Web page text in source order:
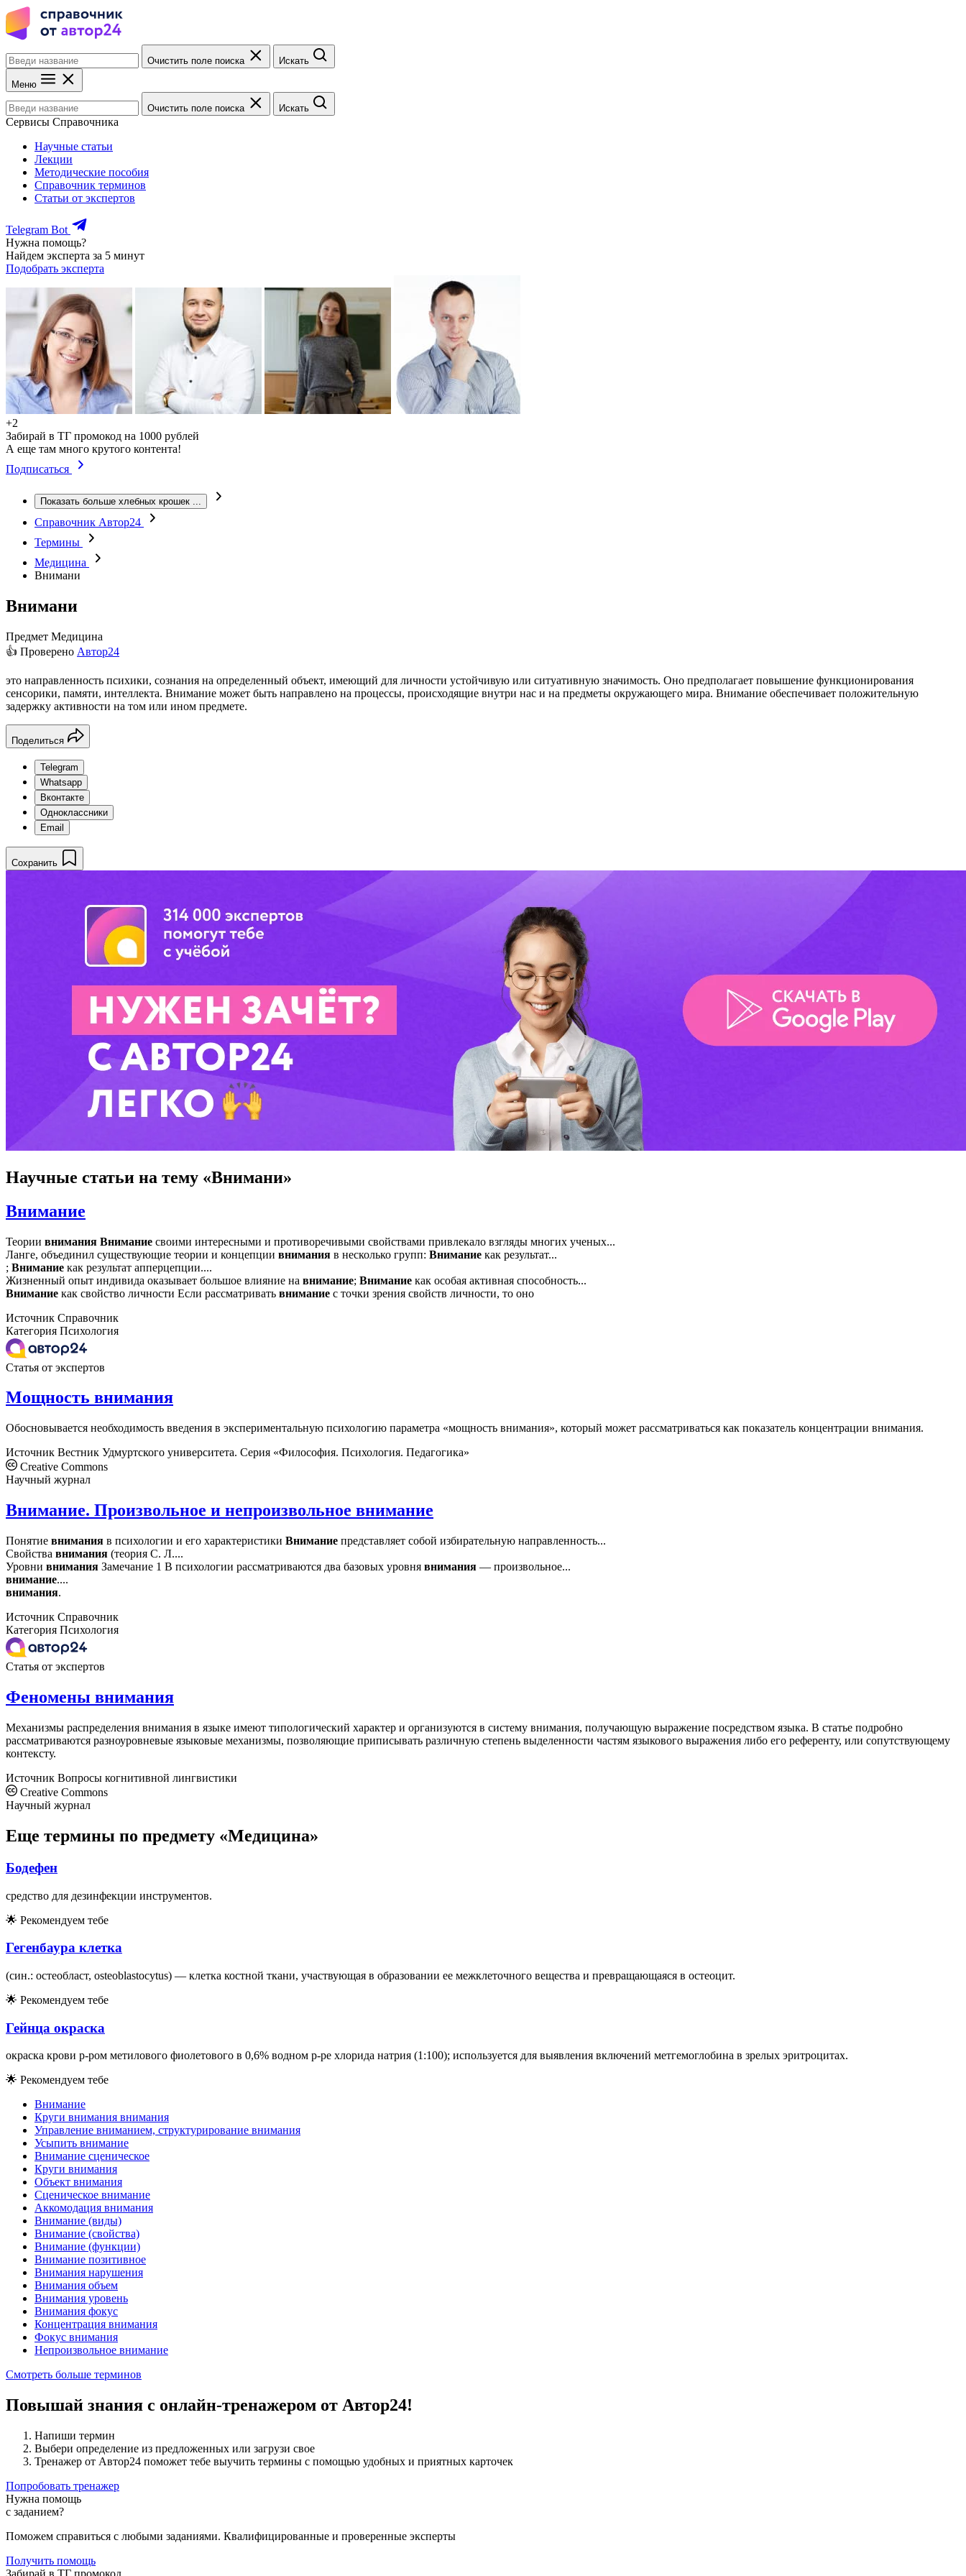
Очистить поле поиска Искать
Меню
Очистить поле поиска Искать
Сервисы Справочника
Научные статьи
Лекции
Методические пособия
Справочник терминов
Статьи от экспертов
Telegram Bot
Нужна помощь?
Найдем эксперта за 5 минут
Подобрать эксперта
+2
Забирай в ТГ промокод на 1000 рублей
А еще там много крутого контента!
Подписаться
Показать больше хлебных крошек ...
Справочник Автор24
Термины
Медицина
Внимани
Внимани
Предмет Медицина
👍 Проверено Автор24
это направленность психики, сознания на определенный объект, имеющий для личности устойчивую или ситуативную значимость. Оно предполагает повышение функционирования
сенсорики, памяти, интеллекта. Внимание может быть направлено на процессы, происходящие внутри нас и на предметы окружающего мира. Внимание обеспечивает положительную
задержку активности на том или ином предмете.
Поделиться
Telegram
Whatsapp
Вконтакте
Одноклассники
Email
Сохранить
Научные статьи на тему «Внимани»
Внимание
Теории внимания Внимание своими интересными и противоречивыми свойствами привлекало взгляды многих ученых...
Ланге, объединил существующие теории и концепции внимания в несколько групп: Внимание как результат...
; Внимание как результат апперцепции....
Жизненный опыт индивида оказывает большое влияние на внимание; Внимание как особая активная способность...
Внимание как свойство личности Если рассматривать внимание с точки зрения свойств личности, то оно
Источник Справочник
Категория Психология
Статья от экспертов
Мощность внимания
Обосновывается необходимость введения в экспериментальную психологию параметра «мощность внимания», который может рассматриваться как показатель концентрации внимания.
Источник Вестник Удмуртского университета. Серия «Философия. Психология. Педагогика»
Creative Commons
Научный журнал
Внимание. Произвольное и непроизвольное внимание
Понятие внимания в психологии и его характеристики Внимание представляет собой избирательную направленность...
Свойства внимания (теория С. Л....
Уровни внимания Замечание 1 В психологии рассматриваются два базовых уровня внимания — произвольное...
внимание....
внимания.
Источник Справочник
Категория Психология
Статья от экспертов
Феномены внимания
Механизмы распределения внимания в языке имеют типологический характер и организуются в систему внимания, получающую выражение посредством языка. В статье подробно
рассматриваются разноуровневые языковые механизмы, позволяющие приписывать различную степень выделенности частям языкового выражения либо его референту, или сопутствующему
контексту.
Источник Вопросы когнитивной лингвистики
Creative Commons
Научный журнал
Еще термины по предмету «Медицина»
Бодефен
средство для дезинфекции инструментов.
🌟 Рекомендуем тебе
Гегенбаура клетка
(син.: остеобласт, osteoblastocytus) — клетка костной ткани, участвующая в образовании ее межклеточного вещества и превращающаяся в остеоцит.
🌟 Рекомендуем тебе
Гейнца окраска
окраска крови р-ром метилового фиолетового в 0,6% водном р-ре хлорида натрия (1:100); используется для выявления включений метгемоглобина в зрелых эритроцитах.
🌟 Рекомендуем тебе
Внимание
Круги внимания внимания
Управление вниманием, структурирование внимания
Усыпить внимание
Внимание сценическое
Круги внимания
Объект внимания
Сценическое внимание
Аккомодация внимания
Внимание (виды)
Внимание (свойства)
Внимание (функции)
Внимание позитивное
Внимания нарушения
Внимания объем
Внимания уровень
Внимания фокус
Концентрация внимания
Фокус внимания
Непроизвольное внимание
Смотреть больше терминов
Повышай знания с онлайн-тренажером от Автор24!
Напиши термин
Выбери определение из предложенных или загрузи свое
Тренажер от Автор24 поможет тебе выучить термины с помощью удобных и приятных карточек
Попробовать тренажер
Нужна помощь
с заданием?
Поможем справиться с любыми заданиями. Квалифицированные и проверенные эксперты
Получить помощь